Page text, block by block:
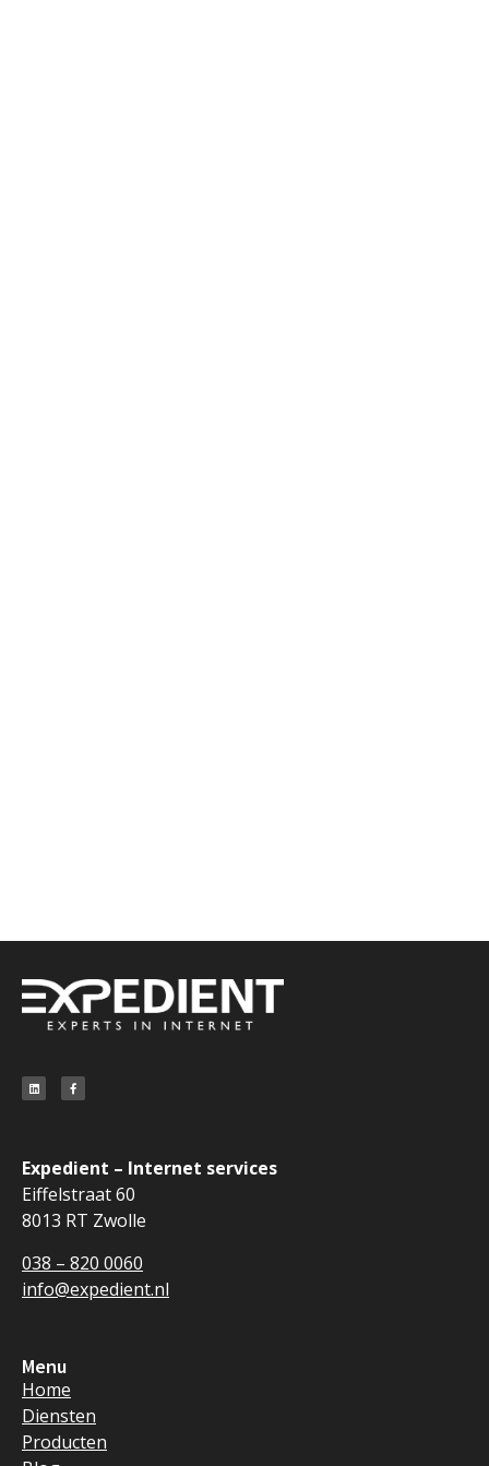
Expedient – Internet services
Eiffelstraat 60
8013 RT Zwolle
038 – 820 0060
info@expedient.nl
Menu
Home
Diensten
Producten